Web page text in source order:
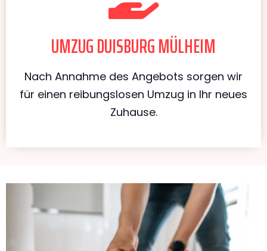
UMZUG DUISBURG MÜLHEIM
Nach Annahme des Angebots sorgen wir
für einen reibungslosen Umzug in Ihr neues
Zuhause.